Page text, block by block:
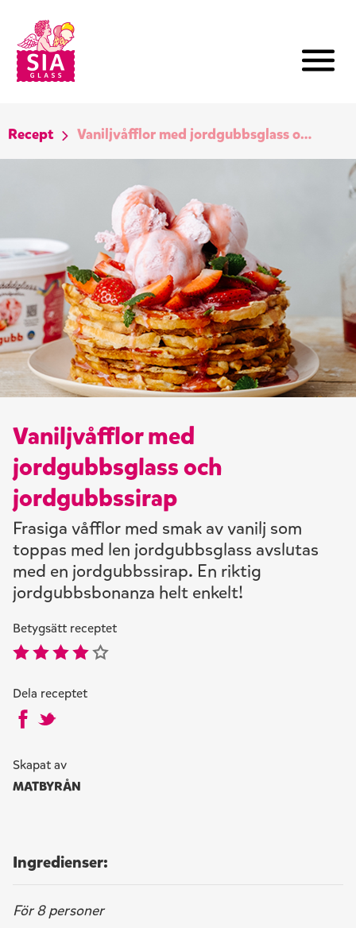
Vaniljvåfflor med
jordgubbsglass och
jordgubbssirap
Frasiga våfflor med smak av vanilj som
toppas med len jordgubbsglass avslutas
med en jordgubbssirap. En riktig
jordgubbsbonanza helt enkelt!
Betygsätt receptet
Dela receptet
Skapat av
MATBYRÅN
Recept Vaniljvåfflor med jordgubbsglass och jordgubbssirap
Ingredienser:
För 8 personer